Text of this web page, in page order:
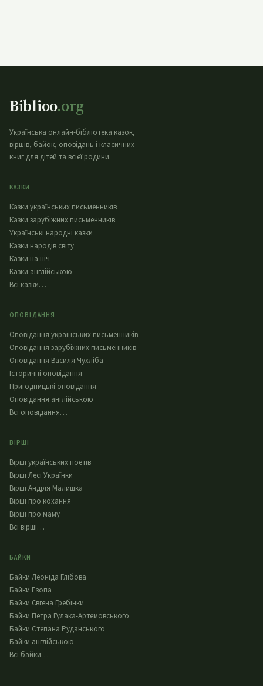
Biblioo.org
Українська онлайн-бібліотека казок,
віршів, байок, оповідань і класичних
книг для дітей та всієї родини.
КАЗКИ
Казки українських письменників
Казки зарубіжних письменників
Українські народні казки
Казки народів світу
Казки на ніч
Казки англійською
Всі казки…
ОПОВІДАННЯ
Оповідання українських письменників
Оповідання зарубіжних письменників
Оповідання Василя Чухліба
Історичні оповідання
Пригодницькі оповідання
Оповідання англійською
Всі оповідання…
ВІРШІ
Вірші українських поетів
Вірші Лесі Українки
Вірші Андрія Малишка
Вірші про кохання
Вірші про маму
Всі вірші…
БАЙКИ
Байки Леоніда Глібова
Байки Езопа
Байки Євгена Гребінки
Байки Петра Гулака-Артемовського
Байки Степана Руданського
Байки англійською
Всі байки…